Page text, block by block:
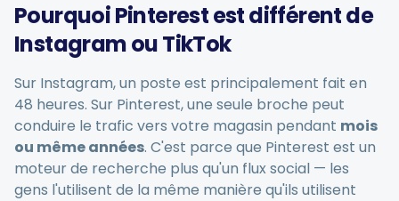
À propos de nous
Planification intelligente
Éditeur visuel
Pourquoi Pinterest est différent de
Instagram ou TikTok
Sur Instagram, un poste est principalement fait en
48 heures. Sur Pinterest, une seule broche peut
conduire le trafic vers votre magasin pendant mois
ou même années. C'est parce que Pinterest est un
moteur de recherche plus qu'un flux social — les
gens l'utilisent de la même manière qu'ils utilisent